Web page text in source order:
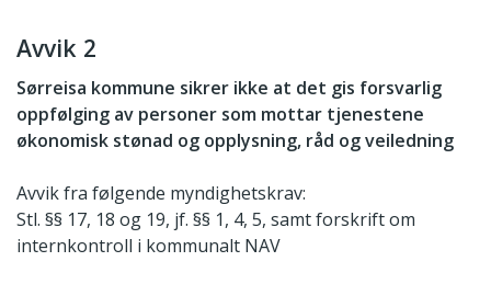
Avvik 2
Sørreisa kommune sikrer ikke at det gis forsvarlig
oppfølging av personer som mottar tjenestene
økonomisk stønad og opplysning, råd og veiledning
Avvik fra følgende myndighetskrav:
Stl. §§ 17, 18 og 19, jf. §§ 1, 4, 5, samt forskrift om
internkontroll i kommunalt NAV